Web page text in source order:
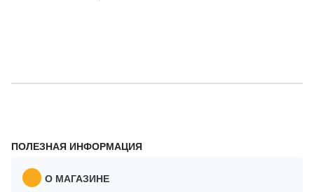
ПОЛЕЗНАЯ ИНФОРМАЦИЯ
О МАГАЗИНЕ